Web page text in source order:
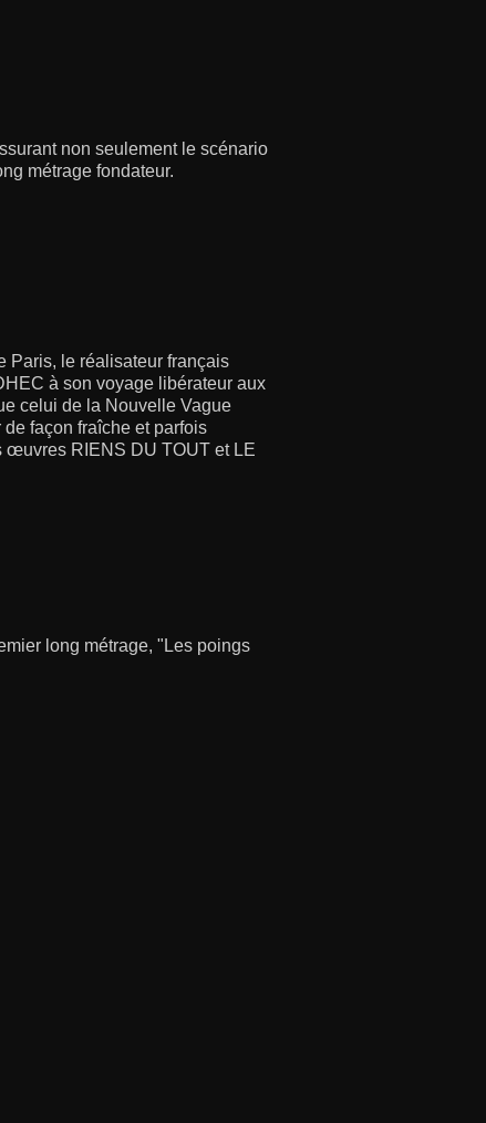
non seulement le scénario
métrage fondateur.
Paris, le réalisateur français
à son voyage libérateur aux
celui de la Nouvelle Vague
façon fraîche et parfois
œuvres RIENS DU TOUT et LE
long métrage, "Les poings